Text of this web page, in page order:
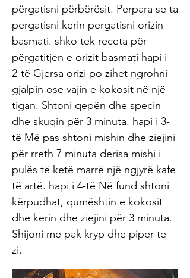
përgatisni përbërësit. Perpara se ta
pergatisni kerin pergatisni orizin
basmati. shko tek receta për
përgatitjen e orizit basmati hapi i
2-të Gjersa orizi po zihet ngrohni
gjalpin ose vajin e kokosit në një
tigan. Shtoni qepën dhe specin
dhe skuqin për 3 minuta. hapi i 3-
të Më pas shtoni mishin dhe ziejini
për rreth 7 minuta derisa mishi i
pulës të ketë marrë një ngjyrë kafe
të artë. hapi i 4-të Në fund shtoni
kërpudhat, qumështin e kokosit
dhe kerin dhe ziejini për 3 minuta.
Shijoni me pak kryp dhe piper te
zi.